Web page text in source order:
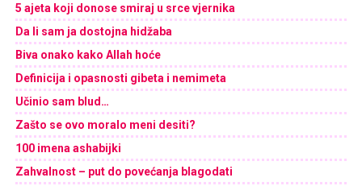
5 ajeta koji donose smiraj u srce vjernika
Da li sam ja dostojna hidžaba
Biva onako kako Allah hoće
Definicija i opasnosti gibeta i nemimeta
Učinio sam blud…
Zašto se ovo moralo meni desiti?
100 imena ashabijki
Zahvalnost – put do povećanja blagodati